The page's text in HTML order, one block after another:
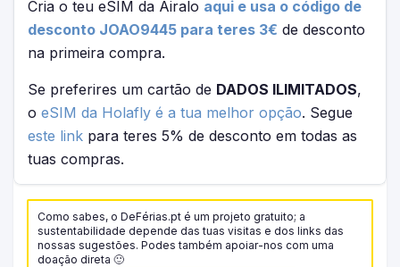
Cria o teu eSIM da Airalo aqui e usa o código de
desconto JOAO9445 para teres 3€ de desconto
na primeira compra.
Se preferires um cartão de DADOS ILIMITADOS,
o eSIM da Holafly é a tua melhor opção. Segue
este link para teres 5% de desconto em todas as
tuas compras.
Como sabes, o DeFérias.pt é um projeto gratuito; a
sustentabilidade depende das tuas visitas e dos links das
nossas sugestões. Podes também apoiar-nos com uma
doação direta 🙂